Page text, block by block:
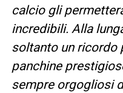
calcio gli
incredibili. Alla
soltanto un ricordo
panchine
sempre orgogliosi